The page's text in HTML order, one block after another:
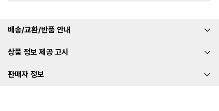
배송/교환/반품 안내
상품 정보 제공 고시
판매자 정보